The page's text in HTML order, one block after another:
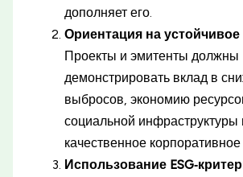
дополняет его.
Ориентация на устойчивое
Проекты и эмитенты должны
демонстрировать вклад в
выбросов, экономию
социальной инфраструктуры
качественное
Использование